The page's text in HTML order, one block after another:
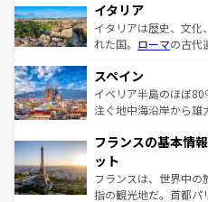
イタリア
イタリアは歴史、文
れた国。 ローマの古代
ろん、トスカーナの美
景など、自然景観も見
ピザやパスタなど、絶
ませてくれるイタリア
なお、新着のイタリア
しい。
スペイン
イベリア半島のほぼ
注ぐ地中海沿岸から雄
文化が根付くこの国で
れる闘牛、そして美味
る。首都マドリードの
アートに溢れた街角か
フランスの基本情
ット
フランスは、世界中
指の観光地だ。首都パ